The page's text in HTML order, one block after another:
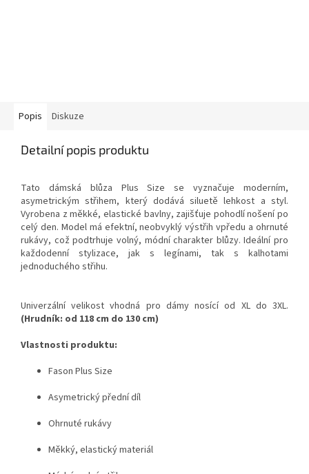
Popis Diskuze
Detailní popis produktu
Tato dámská blůza Plus Size se vyznačuje moderním,
asymetrickým střihem, který dodává siluetě lehkost a styl.
Vyrobena z měkké, elastické bavlny, zajišťuje pohodlí nošení po
celý den. Model má efektní, neobvyklý výstřih vpředu a ohrnuté
rukávy, což podtrhuje volný, módní charakter blůzy. Ideální pro
každodenní stylizace, jak s legínami, tak s kalhotami
jednoduchého střihu.
Univerzální velikost vhodná pro dámy nosící od XL do 3XL.
(Hrudník: od 118 cm do 130 cm)
Vlastnosti produktu:
Fason Plus Size
Asymetrický přední díl
Ohrnuté rukávy
Měkký, elastický materiál